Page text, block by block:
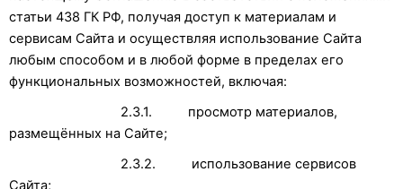
статьи 438 ГК РФ, получая доступ к материалам и
сервисам Сайта и осуществляя использование Сайта
любым способом и в любой форме в пределах его
функциональных возможностей, включая:
2.3.1. просмотр материалов,
размещённых на Сайте;
2.3.2. использование сервисов
Сайта;